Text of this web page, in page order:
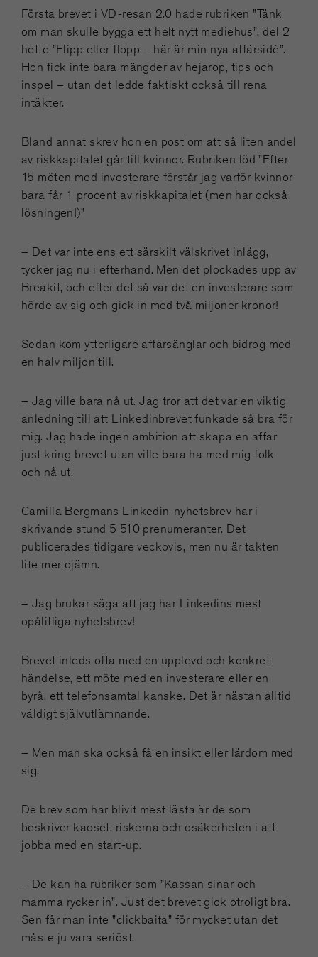
Första brevet i VD-resan 2.0 hade rubriken ”Tänk
om man skulle bygga ett helt nytt mediehus”, del 2
hette ”Flipp eller flopp – här är min nya affärsidé”.
Hon fick inte bara mängder av hejarop, tips och
inspel – utan det ledde faktiskt också till rena
intäkter.
Bland annat skrev hon en post om att så liten andel
av riskkapitalet går till kvinnor. Rubriken löd ”Efter
15 möten med investerare förstår jag varför kvinnor
bara får 1 procent av riskkapitalet (men har också
lösningen!)”
– Det var inte ens ett särskilt välskrivet inlägg,
tycker jag nu i efterhand. Men det plockades upp av
Breakit, och efter det så var det en investerare som
hörde av sig och gick in med två miljoner kronor!
Sedan kom ytterligare affärsänglar och bidrog med
en halv miljon till.
– Jag ville bara nå ut. Jag tror att det var en viktig
anledning till att Linkedinbrevet funkade så bra för
mig. Jag hade ingen ambition att skapa en affär
just kring brevet utan ville bara ha med mig folk
och nå ut.
Camilla Bergmans Linkedin-nyhetsbrev har i
skrivande stund 5 510 prenumeranter. Det
publicerades tidigare veckovis, men nu är takten
lite mer ojämn.
– Jag brukar säga att jag har Linkedins mest
opålitliga nyhetsbrev!
Brevet inleds ofta med en upplevd och konkret
händelse, ett möte med en investerare eller en
byrå, ett telefonsamtal kanske. Det är nästan alltid
väldigt självutlämnande.
– Men man ska också få en insikt eller lärdom med
sig.
De brev som har blivit mest lästa är de som
beskriver kaoset, riskerna och osäkerheten i att
jobba med en start-up.
– De kan ha rubriker som ”Kassan sinar och
mamma rycker in”. Just det brevet gick otroligt bra.
Sen får man inte ”clickbaita” för mycket utan det
måste ju vara seriöst.